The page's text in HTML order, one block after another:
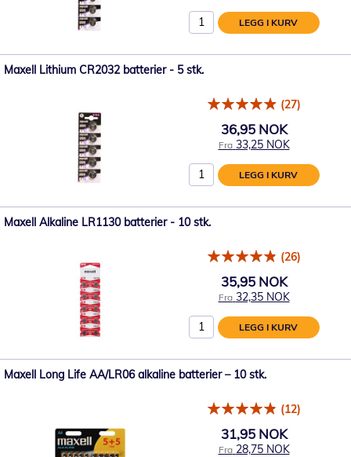
LEGG I KURV
Maxell Lithium CR2032 batterier - 5 stk.
(27)
36,95 NOK
Fra 33,25 NOK
LEGG I KURV
Maxell Alkaline LR1130 batterier - 10 stk.
(26)
35,95 NOK
Fra 32,35 NOK
LEGG I KURV
Maxell Long Life AA/LR06 alkaline batterier – 10 stk.
(12)
31,95 NOK
Fra 28,75 NOK